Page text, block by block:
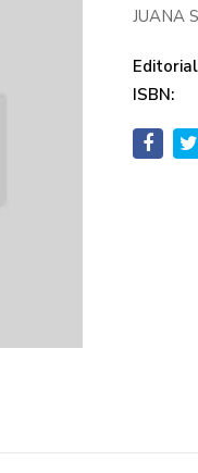
JUANA
ISBN: